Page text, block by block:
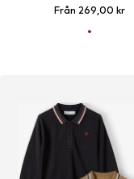
Från 269,00 kr